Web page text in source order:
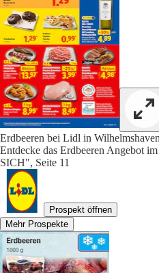
Erdbeeren bei Lidl in Wilhelmshaven
Entdecke das Erdbeeren Angebot
SICH", Seite 11
Prospekt öffnen
Mehr Prospekte